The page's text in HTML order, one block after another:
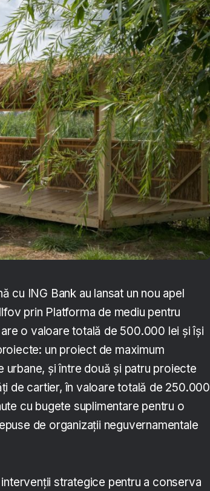
cu ING Bank au lansat un nou apel
prin Platforma de mediu pentru
o valoare totală de 500.000 lei și își
un proiect de maximum
urbane, și între două și patru proiecte
de cartier, în valoare totală de 250.000
cu bugete suplimentare pentru o
de organizații neguvernamentale
strategice pentru a conserva